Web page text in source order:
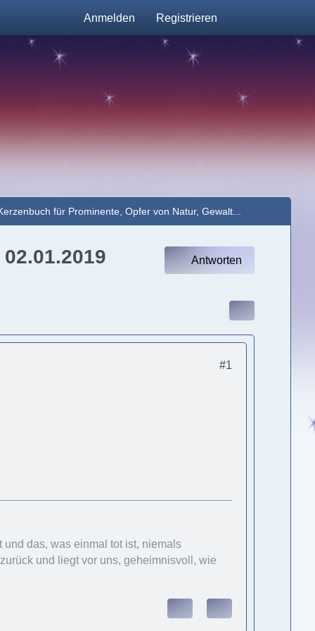
Anmelden Registrieren
für Prominente, Opfer von Natur, Gewalt...
Antworten
#1
das, was einmal tot ist, niemals
und liegt vor uns, geheimnisvoll, wie